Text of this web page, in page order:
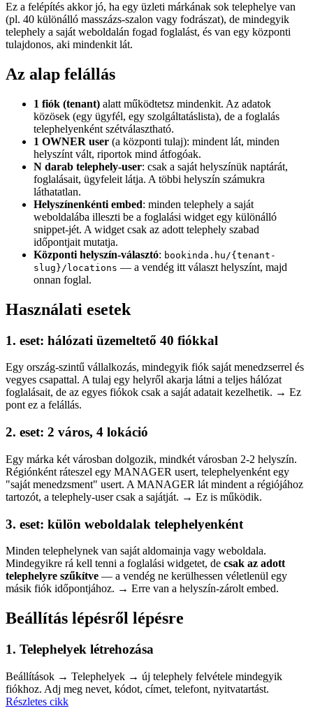
Ez a felépítés akkor jó, ha egy üzleti márkának sok telephelye van
(pl. 40 különálló masszázs-szalon vagy fodrászat), de mindegyik
telephely a saját weboldalán fogad foglalást, és van egy központi
tulajdonos, aki mindenkit lát.
Az alap felállás
1 fiók (tenant) alatt működtetsz mindenkit. Az adatok
közösek (egy ügyfél, egy szolgáltatáslista), de a foglalás
telephelyenként szétválasztható.
1 OWNER user (a központi tulaj): mindent lát, minden
helyszínt vált, riportok mind átfogóak.
N darab telephely-user: csak a saját helyszínük naptárát,
foglalásait, ügyfeleit látja. A többi helyszín számukra
láthatatlan.
Helyszínenkénti embed: minden telephely a saját
weboldalába illeszti be a foglalási widget egy különálló
snippet-jét. A widget csak az adott telephely szabad
időpontjait mutatja.
Központi helyszín-választó: bookinda.hu/{tenant-
slug}/locations — a vendég itt választ helyszínt, majd
onnan foglal.
Használati esetek
1. eset: hálózati üzemeltető 40 fiókkal
Egy ország-szintű vállalkozás, mindegyik fiók saját menedzserrel és
vegyes csapattal. A tulaj egy helyről akarja látni a teljes hálózat
foglalásait, de az egyes fiókok csak a saját adatait kezelhetik. → Ez
pont ez a felállás.
2. eset: 2 város, 4 lokáció
Egy márka két városban dolgozik, mindkét városban 2-2 helyszín.
Régiónként ráteszel egy MANAGER usert, telephelyenként egy
"saját menedzsment" usert. A MANAGER lát mindent a régiójához
tartozót, a telephely-user csak a sajátját. → Ez is működik.
3. eset: külön weboldalak telephelyenként
Minden telephelynek van saját aldomainja vagy weboldala.
Mindegyikre rá kell tenni a foglalási widgetet, de csak az adott
telephelyre szűkítve — a vendég ne kerülhessen véletlenül egy
másik fiók időpontjához. → Erre van a helyszín-zárolt embed.
Beállítás lépésről lépésre
1. Telephelyek létrehozása
Beállítások → Telephelyek → új telephely felvétele mindegyik
fiókhoz. Adj meg nevet, kódot, címet, telefont, nyitvatartást.
Részletes cikk